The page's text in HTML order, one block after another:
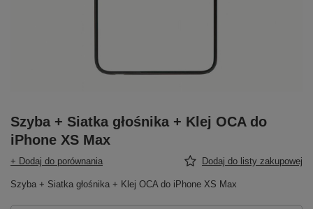
Szyba + Siatka głośnika + Klej OCA do
iPhone XS Max
+ Dodaj do porównania Dodaj do listy zakupowej
Szyba + Siatka głośnika + Klej OCA do iPhone XS Max